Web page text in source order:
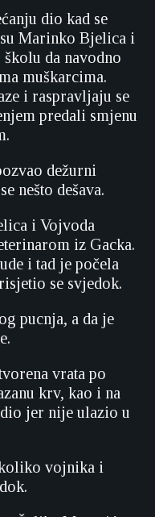
dio kad se
Marinko Bjelica i
da navodno
muškarcima.
i raspravljaju se
predali smjenu
dežurni
nešto dešava.
i Vojvoda
iz Gacka.
i tad je počela
se svjedok.
pucnja, a da je
vrata po
krv, kao i na
jer nije ulazio u
vojnika i